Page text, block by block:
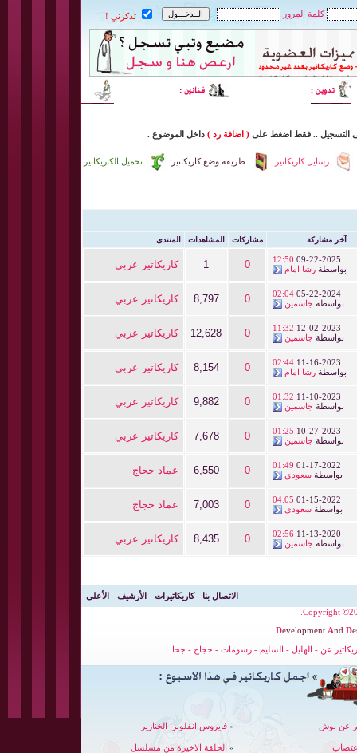
كلمة المرور تذكرني !
التسجيل .. فقط اضغط على ( اضافة رد ) داخل الموضوع .
تحميل الكاريكاتير طريقة وضع كاريكاتير رسايل كاريكاتير
آخر مشاركة مشاركات المشاهدات المنتدى
09-22-2025
12:50
بواسطةرشا امام 0
1 كاريكاتير عربي
05-22-2024
02:04
بواسطة جاسمين 0
8,797 كاريكاتير عربي
12-02-2023
11:32
بواسطة جاسمين 0
12,628 كاريكاتير عربي
11-16-2023
02:44
بواسطةرشا امام 0
8,154 كاريكاتير عربي
11-10-2023
01:32
بواسطة جاسمين 0
9,882 كاريكاتير عربي
10-27-2023
01:25
بواسطة جاسمين 0
7,678 كاريكاتير عربي
01-17-2022
01:49
بواسطةسعودي 0
6,550 عماد حجاج
01-15-2022
04:05
بواسطةسعودي 0
7,003 عماد حجاج
11-13-2020
02:56
بواسطة جاسمين 0
8,435 كاريكاتير عربي
الاتصال بنا -كاريكاتيرات - الأرشيف - الأعلى
Copyright
Development And D
عن - الهليل - السليم -رسومات - حجاج - جحا
» فايروس انفلونزا الخنازير عن بوش
» الحلقة الاخيرة من مسلسل